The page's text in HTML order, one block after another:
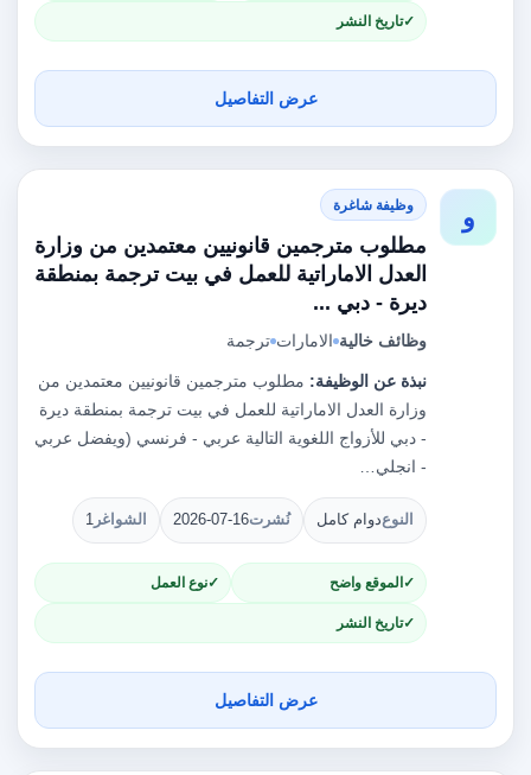
تاريخ النشر
عرض التفاصيل
و وظيفة شاغرة
مطلوب مترجمين قانونيين معتمدين من وزارة
العدل الاماراتية للعمل في بيت ترجمة بمنطقة
ديرة - دبي ...
وظائف خالية الامارات ترجمة
نبذة عن الوظيفة: مطلوب مترجمين قانونيين معتمدين من
وزارة العدل الاماراتية للعمل في بيت ترجمة بمنطقة ديرة
- دبي للأزواج اللغوية التالية عربي - فرنسي (ويفضل عربي
- انجلي…
النوعدوام كامل نُشرت2026-07-16 الشواغر 1
الموقع واضح نوع العمل
تاريخ النشر
عرض التفاصيل